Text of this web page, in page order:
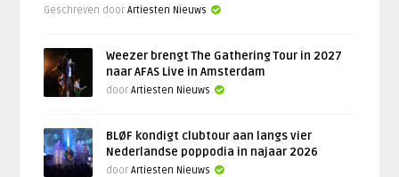
Geschreven doorArtiesten Nieuws
Weezer brengt The Gathering Tour in 2027
naar AFAS Live in Amsterdam
doorArtiesten Nieuws
BLØF kondigt clubtour aan langs vier
Nederlandse poppodia in najaar 2026
doorArtiesten Nieuws